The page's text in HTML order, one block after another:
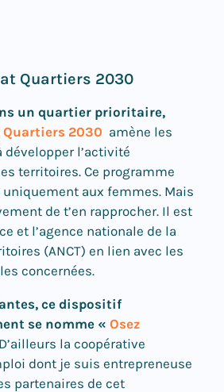
Quartiers 2030
un quartier prioritaire,
2030 amène les
développer l’activité
territoires. Ce programme
uniquement aux femmes. Mais
de t’en rapprocher. Il est
et l’agence nationale de la
(ANCT) en lien avec les
concernées.
ce dispositif
se nomme « Osez
D’ailleurs la coopérative
dont je suis entrepreneuse
partenaires de cet